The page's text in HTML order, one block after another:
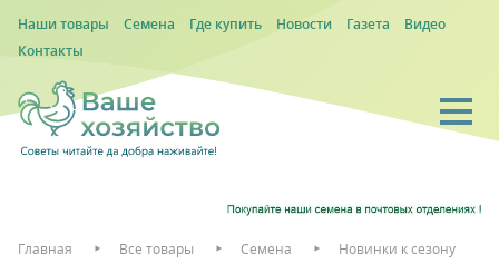
Наши товары Семена Где купить Новости Газета
Видео
Контакты
Главная Все товары Семена
Новинки к сезону